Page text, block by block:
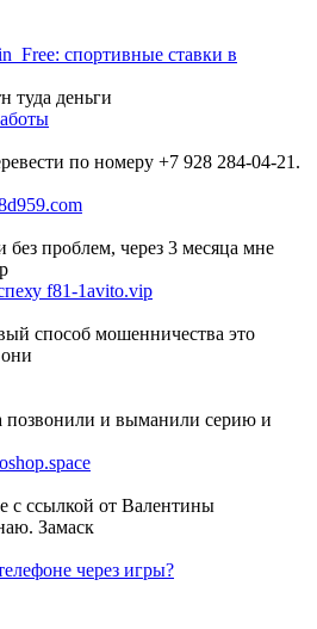
спортивные ставки в
туда деньги
по номеру +7 928 284-04-21.
проблем, через 3 месяца мне
f81-1avito.vip
способ мошенничества это
позвонили и выманили серию и
ссылкой от Валентины
Замаск
через игры?